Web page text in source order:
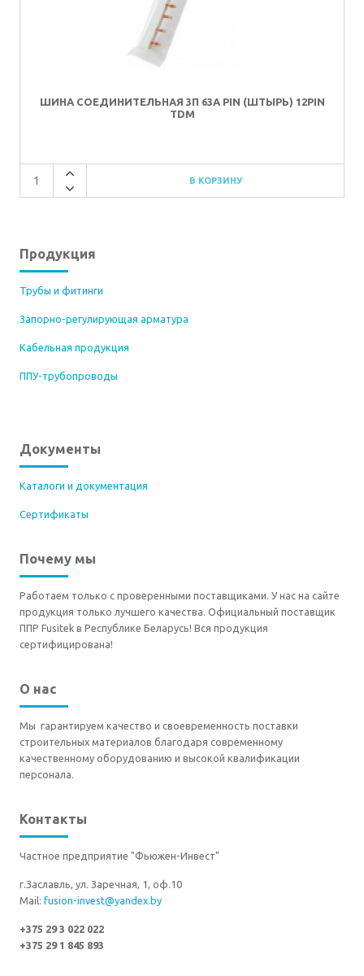
ШИНА СОЕДИНИТЕЛЬНАЯ 3П 63А PIN (ШТЫРЬ) 12PIN
TDM
Продукция
Трубы и фитинги
Запорно-регулирующая арматура
Кабельная продукция
ППУ-трубопроводы
Документы
Каталоги и документация
Сертификаты
Почему мы
Работаем только с проверенными поставщиками. У нас на сайте
продукция только лучшего качества. Официальный поставщик
ППР Fusitek в Республике Беларусь! Вся продукция
сертифицирована!
О нас
Мы гарантируем качество и своевременность поставки
строительных материалов благодаря современному
качественному оборудованию и высокой квалификации
персонала.
Контакты
Частное предприятие "Фьюжен-Инвест"
г.Заславль, ул. Заречная, 1, оф.10
Mail: fusion-invest@yandex.by
+375 29 3 022 022
+375 29 1 845 893